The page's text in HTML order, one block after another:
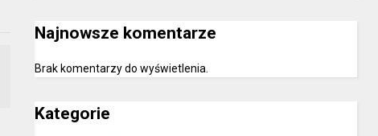
Najnowsze komentarze
Brak komentarzy do wyświetlenia.
Kategorie